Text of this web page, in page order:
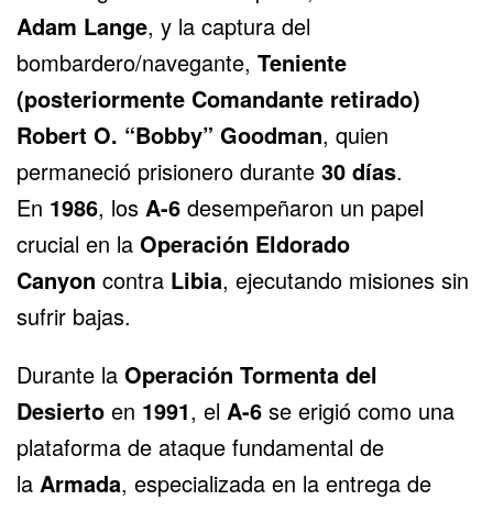
Adam Lange, y la captura del
bombardero/navegante, Teniente
(posteriormente Comandante retirado)
Robert O. “Bobby” Goodman, quien
permaneció prisionero durante 30 días.
En 1986, los A-6 desempeñaron un papel
crucial en la Operación Eldorado
Canyon contra Libia, ejecutando misiones sin
sufrir bajas.
Durante la Operación Tormenta del
Desierto en 1991, el A-6 se erigió como una
plataforma de ataque fundamental de
la Armada, especializada en la entrega de